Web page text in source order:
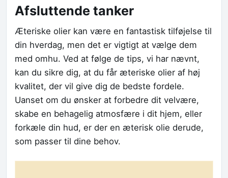
Afsluttende tanker
Æteriske olier kan være en fantastisk tilføjelse til
din hverdag, men det er vigtigt at vælge dem
med omhu. Ved at følge de tips, vi har nævnt,
kan du sikre dig, at du får æteriske olier af høj
kvalitet, der vil give dig de bedste fordele.
Uanset om du ønsker at forbedre dit velvære,
skabe en behagelig atmosfære i dit hjem, eller
forkæle din hud, er der en æterisk olie derude,
som passer til dine behov.